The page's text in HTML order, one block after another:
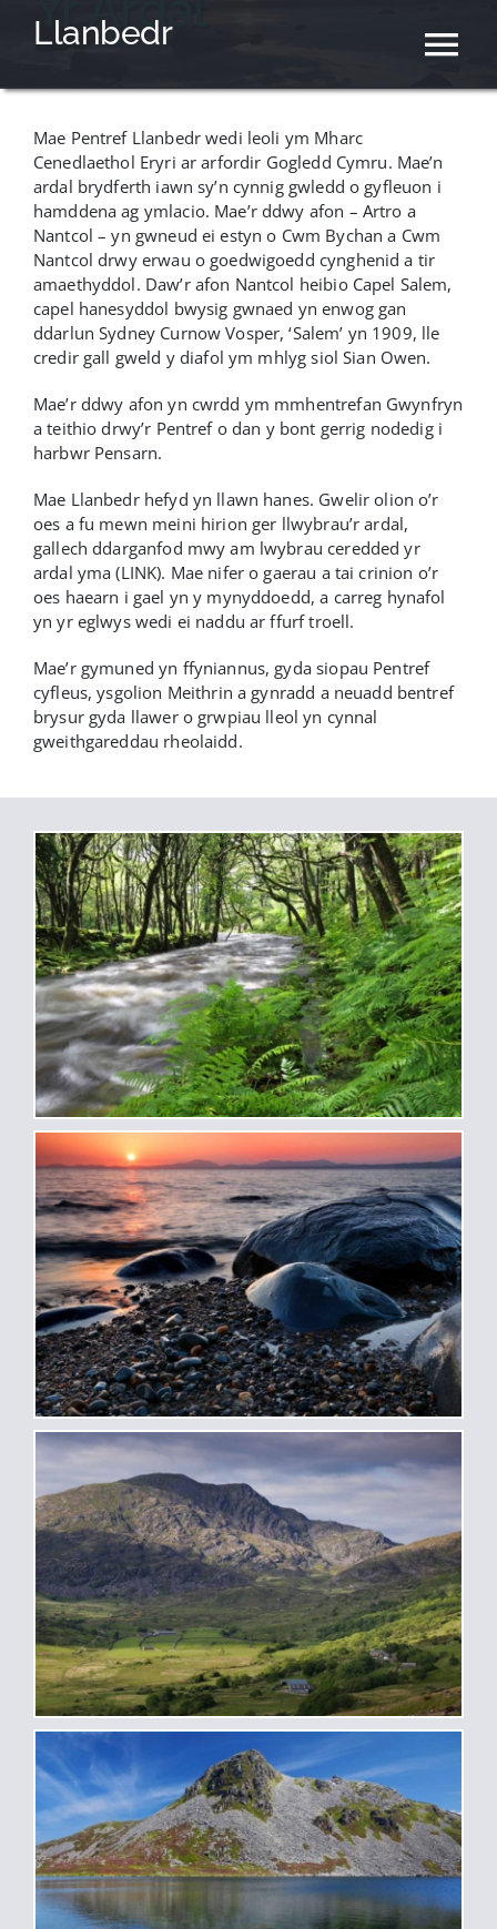
Llanbedr
Cyngor Cymuned
Neuadd Y Pentref
Newyddion
Yr Ardal
Mae Pentref Llanbedr wedi leoli ym Mharc
Cenedlaethol Eryri ar arfordir Gogledd Cymru. Mae’n
ardal brydferth iawn sy’n cynnig gwledd o gyfleuon i
hamddena ag ymlacio. Mae’r ddwy afon – Artro a
Nantcol – yn gwneud ei estyn o Cwm Bychan a Cwm
Nantcol drwy erwau o goedwigoedd cynghenid a tir
amaethyddol. Daw’r afon Nantcol heibio Capel Salem,
capel hanesyddol bwysig gwnaed yn enwog gan
ddarlun Sydney Curnow Vosper, ‘Salem’ yn 1909, lle
credir gall gweld y diafol ym mhlyg siol Sian Owen.
Mae’r ddwy afon yn cwrdd ym mmhentrefan Gwynfryn
a teithio drwy’r Pentref o dan y bont gerrig nodedig i
harbwr Pensarn.
Mae Llanbedr hefyd yn llawn hanes. Gwelir olion o’r
oes a fu mewn meini hirion ger llwybrau’r ardal,
gallech ddarganfod mwy am lwybrau ceredded yr
ardal yma (LINK). Mae nifer o gaerau a tai crinion o’r
oes haearn i gael yn y mynyddoedd, a carreg hynafol
yn yr eglwys wedi ei naddu ar ffurf troell.
Mae’r gymuned yn ffyniannus, gyda siopau Pentref
cyfleus, ysgolion Meithrin a gynradd a neuadd bentref
brysur gyda llawer o grwpiau lleol yn cynnal
gweithgareddau rheolaidd.